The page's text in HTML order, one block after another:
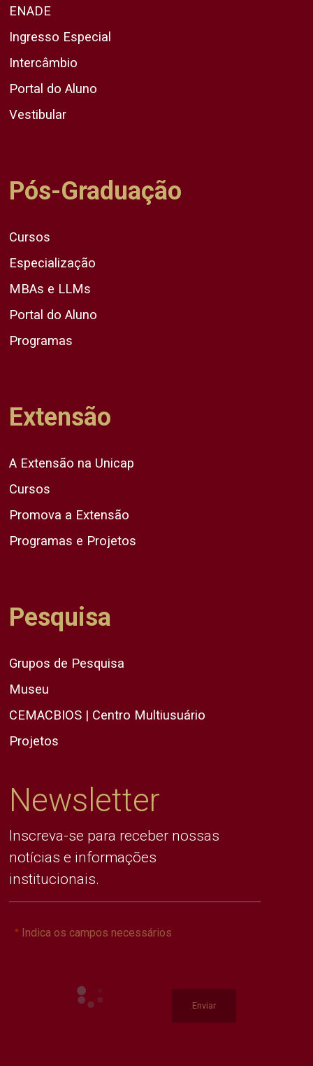
ENADE
Ingresso Especial
Intercâmbio
Portal do Aluno
Vestibular
Pós-Graduação
Cursos
Especialização
MBAs e LLMs
Portal do Aluno
Programas
Extensão
A Extensão na Unicap
Cursos
Promova a Extensão
Programas e Projetos
Pesquisa
Grupos de Pesquisa
Museu
CEMACBIOS | Centro Multiusuário
Projetos
Newsletter
Inscreva-se para receber nossas
notícias e informações
institucionais.
Indica os campos necessários
Enviar